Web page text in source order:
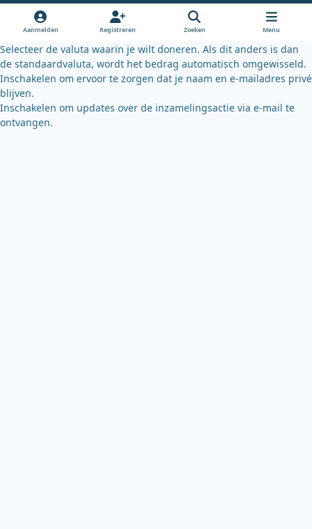
o
k
b
k
y
Aanmelden Registreren Zoeken Menu
Selecteer de valuta waarin je wilt doneren. Als dit anders is dan
de standaardvaluta, wordt het bedrag automatisch omgewisseld.
Inschakelen om ervoor te zorgen dat je naam en e-mailadres privé
blijven.
Inschakelen om updates over de inzamelingsactie via e-mail te
ontvangen.